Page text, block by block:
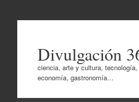
Divulgación
ciencia, arte y cultura,
economía, gastronomía…